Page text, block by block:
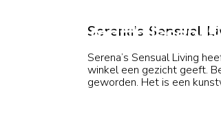
Serena’s Sensual
Serena’s Sensual Living
winkel een gezicht geeft.
geworden. Het is een